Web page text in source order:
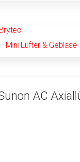
Mini Lüfter & Gebläse
AC